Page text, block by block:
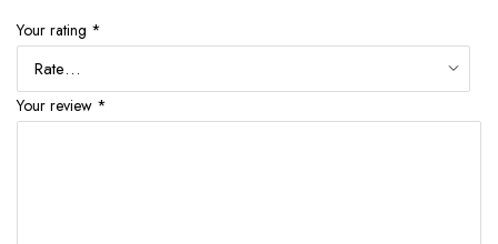
Your rating *
Your review *